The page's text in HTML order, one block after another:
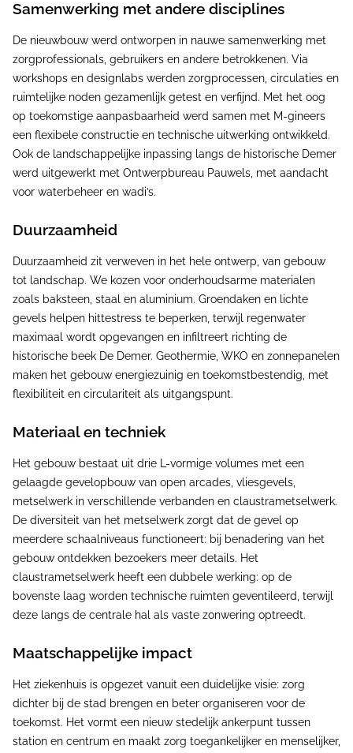
Samenwerking met andere disciplines
De nieuwbouw werd ontworpen in nauwe samenwerking met
zorgprofessionals, gebruikers en andere betrokkenen. Via
workshops en designlabs werden zorgprocessen, circulaties en
ruimtelijke noden gezamenlijk getest en verfijnd. Met het oog
op toekomstige aanpasbaarheid werd samen met M-gineers
een flexibele constructie en technische uitwerking ontwikkeld.
Ook de landschappelijke inpassing langs de historische Demer
werd uitgewerkt met Ontwerpbureau Pauwels, met aandacht
voor waterbeheer en wadi’s.
Duurzaamheid
Duurzaamheid zit verweven in het hele ontwerp, van gebouw
tot landschap. We kozen voor onderhoudsarme materialen
zoals baksteen, staal en aluminium. Groendaken en lichte
gevels helpen hittestress te beperken, terwijl regenwater
maximaal wordt opgevangen en infiltreert richting de
historische beek De Demer. Geothermie, WKO en zonnepanelen
maken het gebouw energiezuinig en toekomstbestendig, met
flexibiliteit en circulariteit als uitgangspunt.
Materiaal en techniek
Het gebouw bestaat uit drie L-vormige volumes met een
gelaagde gevelopbouw van open arcades, vliesgevels,
metselwerk in verschillende verbanden en claustrametselwerk.
De diversiteit van het metselwerk zorgt dat de gevel op
meerdere schaalniveaus functioneert: bij benadering van het
gebouw ontdekken bezoekers meer details. Het
claustrametselwerk heeft een dubbele werking: op de
bovenste laag worden technische ruimten geventileerd, terwijl
deze langs de centrale hal als vaste zonwering optreedt.
Maatschappelijke impact
Het ziekenhuis is opgezet vanuit een duidelijke visie: zorg
dichter bij de stad brengen en beter organiseren voor de
toekomst. Het vormt een nieuw stedelijk ankerpunt tussen
station en centrum en maakt zorg toegankelijker en menselijker,